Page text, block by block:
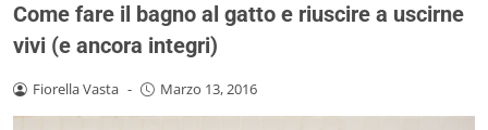
Come fare il bagno al gatto e riuscire a uscirne
vivi (e ancora integri)
Fiorella Vasta - Marzo 13, 2016